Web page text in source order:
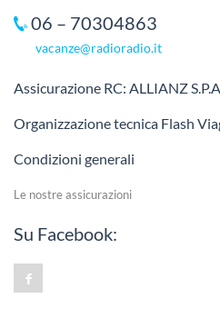
06 – 70304863
vacanze@radioradio.it
Assicurazione RC: ALLIANZ
Organizzazione tecnica Flash
Condizioni generali
Le nostre assicurazioni
Su Facebook: